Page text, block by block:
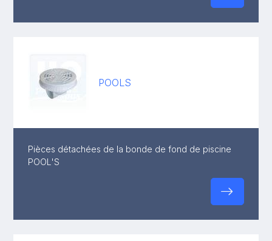
POOLS
Pièces détachées de la bonde de fond de piscine
POOL'S